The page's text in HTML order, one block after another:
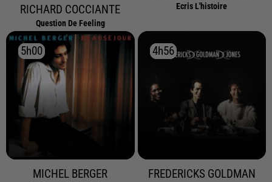
RICHARD COCCIANTE
Question De Feeling
Ecris L'histoire
5h00
5h00
MICHEL BERGER
4h56
4h56
FREDERICKS GOLDMAN